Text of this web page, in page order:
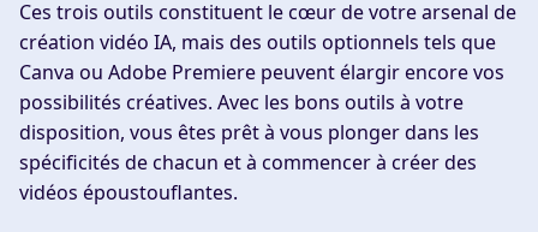
Ces trois outils constituent le cœur de votre arsenal de
création vidéo IA, mais des outils optionnels tels que
Canva ou Adobe Premiere peuvent élargir encore vos
possibilités créatives. Avec les bons outils à votre
disposition, vous êtes prêt à vous plonger dans les
spécificités de chacun et à commencer à créer des
vidéos époustouflantes.